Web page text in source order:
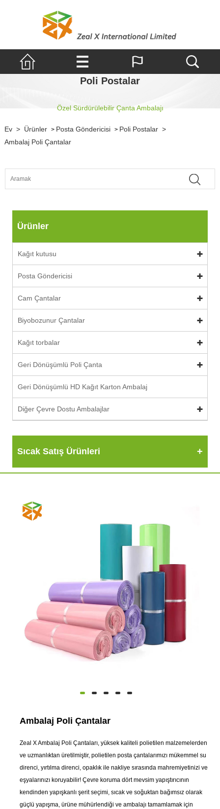
Poli Postalar
Özel Sürdürülebilir Çanta Ambalajı
Ev > Ürünler > Posta Göndericisi > Poli Postalar >
Ambalaj Poli Çantalar
Ürünler
Kağıt kutusu
Posta Göndericisi
Cam Çantalar
Biyobozunur Çantalar
Kağıt torbalar
Geri Dönüşümlü Poli Çanta
Geri Dönüşümlü HD Kağıt Karton Ambalaj
Diğer Çevre Dostu Ambalajlar
Sıcak Satış Ürünleri
Ambalaj Poli Çantalar
Zeal X Ambalaj Poli Çantaları, yüksek kaliteli polietilen malzemelerden
ve uzmanlıktan üretilmiştir, polietilen posta çantalarımızı mükemmel su
direnci, yırtılma direnci, opaklık ile nakliye sırasında mahremiyetinizi ve
eşyalarınızı koruyabilir! Çevre koruma dört mevsim yapıştırıcının
kendinden yapışkanlı şerit seçimi, sıcak ve soğuktan bağımsız olarak
güçlü yapışma, ürüne mühürlendiği ve ambalajı tamamlamak için